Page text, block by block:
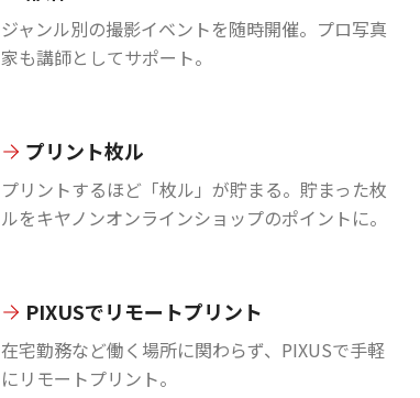
ジャンル別の撮影イベントを随時開催。プロ写真
家も講師としてサポート。
プリント枚ル
プリントするほど「枚ル」が貯まる。貯まった枚
ルをキヤノンオンラインショップのポイントに。
PIXUSでリモートプリント
在宅勤務など働く場所に関わらず、PIXUSで手軽
にリモートプリント。